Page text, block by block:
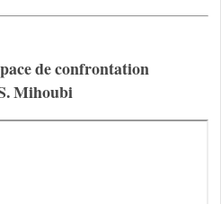
de confrontation
Mihoubi